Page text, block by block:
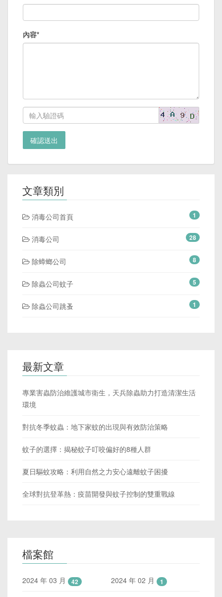
內容*
確認送出
文章類別
消毒公司首頁 1
消毒公司 28
除蟑螂公司 8
除蟲公司蚊子 5
除蟲公司跳蚤 1
最新文章
專業害蟲防治維護城市衛生，天兵除蟲助力打造清潔生活
環境
對抗冬季蚊蟲：地下家蚊的出現與有效防治策略
蚊子的選擇：揭秘蚊子叮咬偏好的8種人群
夏日驅蚊攻略：利用自然之力安心遠離蚊子困擾
全球對抗登革熱：疫苗開發與蚊子控制的雙重戰線
檔案館
2024 年 03 月 42 2024 年 02 月 1